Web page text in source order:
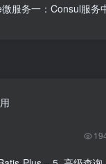
服务一：Consul服务